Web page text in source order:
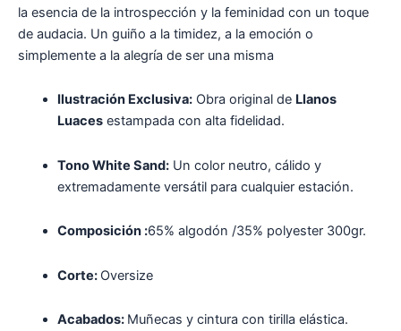
la esencia de la introspección y la feminidad con un toque
de audacia. Un guiño a la timidez, a la emoción o
simplemente a la alegría de ser una misma
Ilustración Exclusiva:Obra original de Llanos
Luacesestampada con alta fidelidad.
Tono White Sand:Un color neutro, cálido y
extremadamente versátil para cualquier estación.
Composición :65% algodón /35% polyester 300gr.
Corte: Oversize
Acabados: Muñecas y cintura con tirilla elástica.